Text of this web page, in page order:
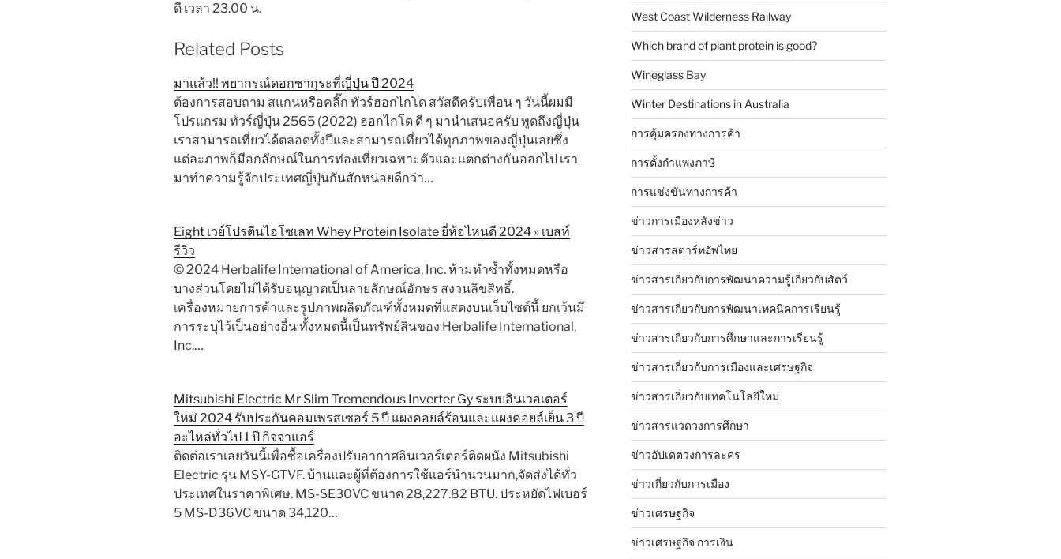
ดี เวลา 23.00 น.
Related Posts
มาแล้ว!! พยากรณ์ดอกซากุระที่ญี่ปุ่น ปี 2024
ต้องการสอบถาม สแกนหรือคลิ๊ก ทัวร์ฮอกไกโด สวัสดีครับเพื่อน ๆ วันนี้ผมมี
โปรแกรม ทัวร์ญี่ปุ่น 2565 (2022) ฮอกไกโด ดี ๆ มานำเสนอครับ พูดถึงญี่ปุ่น
เราสามารถเที่ยวได้ตลอดทั้งปีและสามารถเที่ยวได้ทุกภาพของญี่ปุ่นเลยซึ่ง
แต่ละภาพก็มีอกลักษณ์ในการท่องเที่ยวเฉพาะตัวและแตกต่างกันออกไป เรา
มาทำความรู้จักประเทศญี่ปุ่นกันสักหน่อยดีกว่า…
Eight เวย์โปรตีนไอโซเลท Whey Protein Isolate ยี่ห้อไหนดี 2024 » เบสท์
รีวิว
© 2024 Herbalife International of America, Inc. ห้ามทำซ้ำทั้งหมดหรือ
บางส่วนโดยไม่ได้รับอนุญาตเป็นลายลักษณ์อักษร สงวนลิขสิทธิ์.
เครื่องหมายการค้าและรูปภาพผลิตภัณฑ์ทั้งหมดที่แสดงบนเว็บไซต์นี้ ยกเว้นมี
การระบุไว้เป็นอย่างอื่น ทั้งหมดนี้เป็นทรัพย์สินของ Herbalife International,
Inc.…
Mitsubishi Electric Mr Slim Tremendous Inverter Gy ระบบอินเวอเตอร์
ใหม่ 2024 รับประกันคอมเพรสเซอร์ 5 ปี แผงคอยล์ร้อนและแผงคอยล์เย็น 3 ปี
อะไหล่ทั่วไป 1 ปี กิจจาแอร์
ติดต่อเราเลยวันนี้เพื่อซื้อเครื่องปรับอากาศอินเวอร์เตอร์ติดผนัง Mitsubishi
Electric รุ่น MSY-GTVF. บ้านและผู้ที่ต้องการใช้แอร์นำนวนมาก,จัดส่งได้ทั่ว
ประเทศในราคาพิเศษ. MS-SE30VC ขนาด 28,227.82 BTU. ประหยัดไฟเบอร์
5 MS-D36VC ขนาด 34,120…
West Coast Wilderness Railway
Which brand of plant protein is good?
Wineglass Bay
Winter Destinations in Australia
การคุ้มครองทางการค้า
การตั้งกำแพงภาษี
การแข่งขันทางการค้า
ข่าวการเมืองหลังข่าว
ข่าวสารสตาร์ทอัพไทย
ข่าวสารเกี่ยวกับการพัฒนาความรู้เกี่ยวกับสัตว์
ข่าวสารเกี่ยวกับการพัฒนาเทคนิคการเรียนรู้
ข่าวสารเกี่ยวกับการศึกษาและการเรียนรู้
ข่าวสารเกี่ยวกับการเมืองและเศรษฐกิจ
ข่าวสารเกี่ยวกับเทคโนโลยีใหม่
ข่าวสารแวดวงการศึกษา
ข่าวอัปเดตวงการละคร
ข่าวเกี่ยวกับการเมือง
ข่าวเศรษฐกิจ
ข่าวเศรษฐกิจ การเงิน